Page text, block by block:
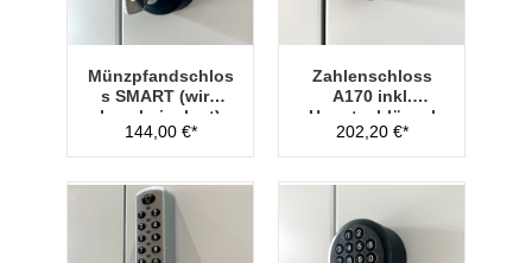
Münzpfandschlos
s SMART (wird
lose beigelegt)
144,00 €*
Zahlenschloss
A170 inkl.
Hauptschlüssel
Typ 1
202,20 €*